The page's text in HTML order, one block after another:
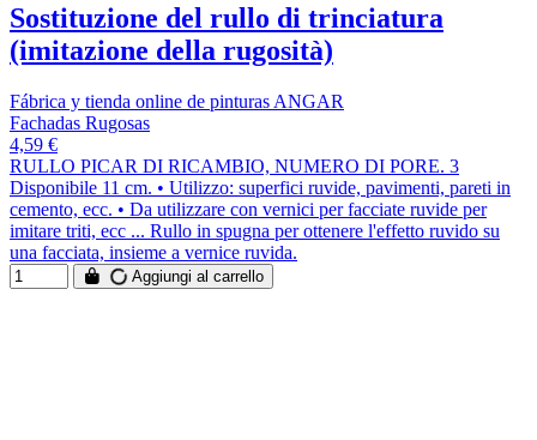
Sostituzione del rullo di trinciatura
(imitazione della rugosità)
Fábrica y tienda online de pinturas ANGAR
Fachadas Rugosas
4,59 €
RULLO PICAR DI RICAMBIO, NUMERO DI PORE. 3
Disponibile 11 cm. • Utilizzo: superfici ruvide, pavimenti, pareti in
cemento, ecc. • Da utilizzare con vernici per facciate ruvide per
imitare triti, ecc ... Rullo in spugna per ottenere l'effetto ruvido su
una facciata, insieme a vernice ruvida.
Aggiungi al carrello